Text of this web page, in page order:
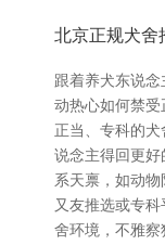
北京正规犬舍
跟着养犬东说
动热心如何禁
正当、专科的
说念主得回更
系天禀，如动
又友推选或专
舍环境，不雅察